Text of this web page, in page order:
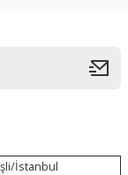
İstanbul